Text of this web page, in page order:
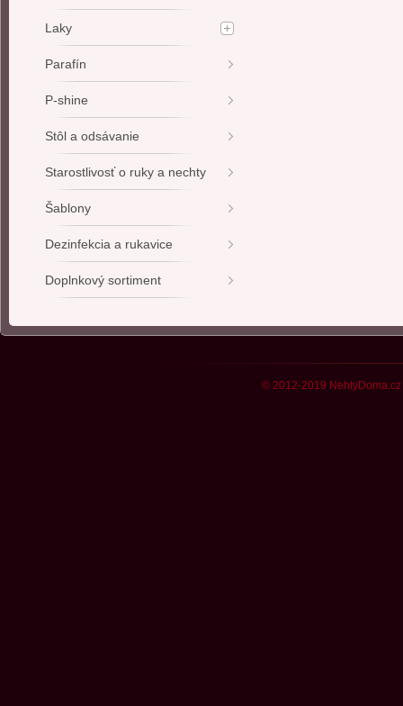
Laky
Parafín
P-shine
Stôl a odsávanie
Starostlivosť o ruky a nechty
Šablony
Dezinfekcia a rukavice
Doplnkový sortiment
© 2012-2019